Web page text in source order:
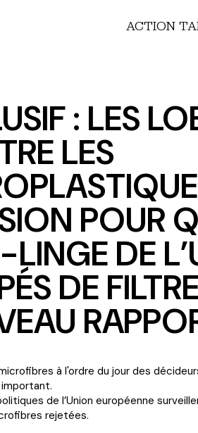
ACTION
: LES
LES
POUR
DE
DE
à l'ordre du jour des
de l’Union européenne
rejetées.